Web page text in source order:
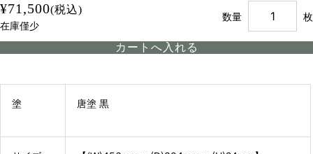
¥71,500(税込)
在庫僅少
数量 枚
塗 唐塗 黒